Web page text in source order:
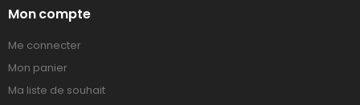
Mon compte
Me connecter
Mon panier
Ma liste de souhait